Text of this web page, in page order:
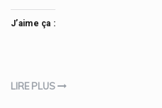
J’aime ça :
LIRE PLUS